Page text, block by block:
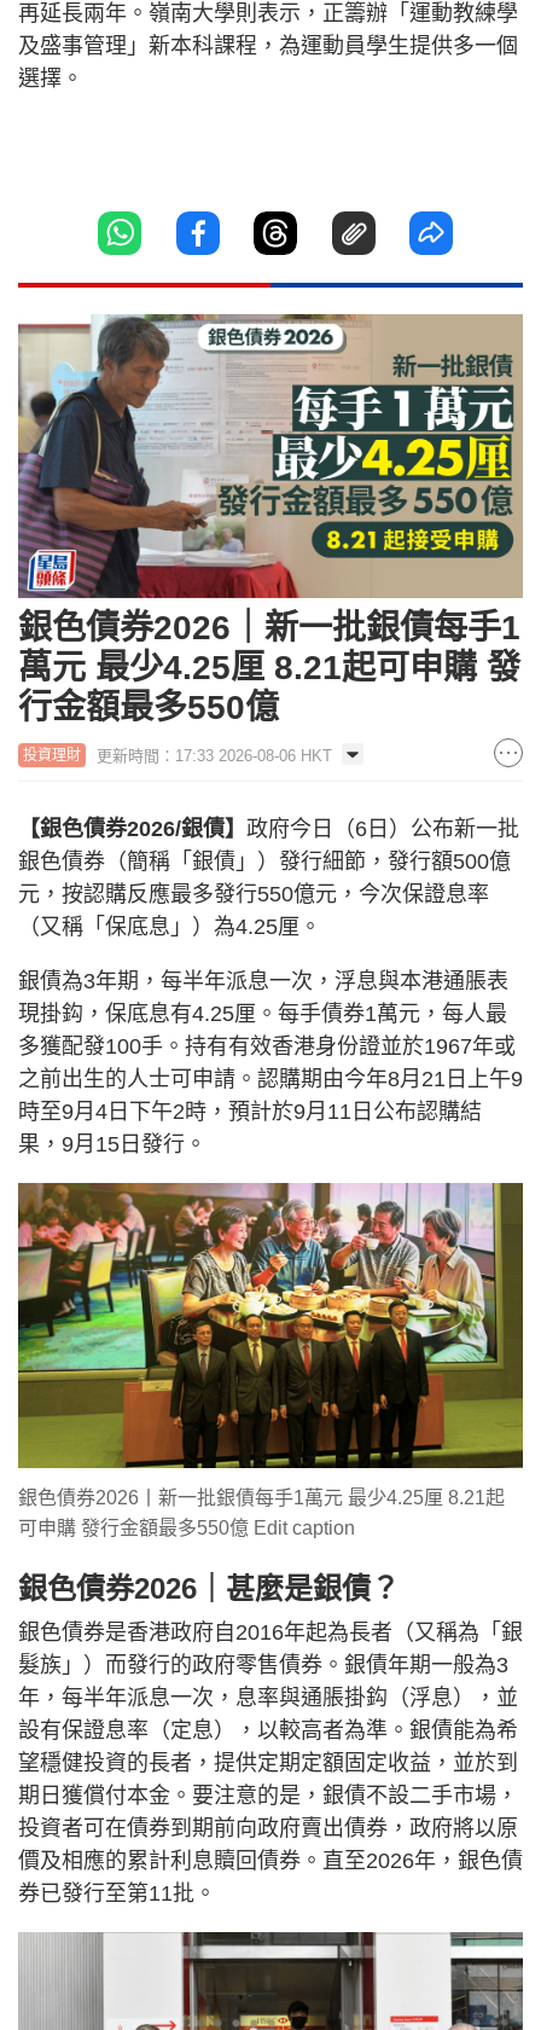
再延長兩年。嶺南大學則表示，正籌辦「運動教練學
及盛事管理」新本科課程，為運動員學生提供多一個
選擇。
銀色債券2026｜新一批銀債每手1
萬元 最少4.25厘 8.21起可申購 發
行金額最多550億
投資理財 更新時間：17:33 2026-08-06 HKT
【銀色債券2026/銀債】 政府今日（6日）公布新一批
銀色債券（簡稱「銀債」）發行細節，發行額500億
元，按認購反應最多發行550億元，今次保證息率
（又稱「保底息」）為4.25厘。
銀債為3年期，每半年派息一次，浮息與本港通脹表
現掛鈎，保底息有4.25厘。每手債券1萬元，每人最
多獲配發100手。持有有效香港身份證並於1967年或
之前出生的人士可申請。認購期由今年8月21日上午9
時至9月4日下午2時，預計於9月11日公布認購結
果，9月15日發行。
銀色債券2026丨新一批銀債每手1萬元 最少4.25厘 8.21起
可申購 發行金額最多550億 Edit caption
銀色債券2026｜甚麼是銀債？
銀色債券是香港政府自2016年起為長者（又稱為「銀
髮族」）而發行的政府零售債券。銀債年期一般為3
年，每半年派息一次，息率與通脹掛鈎（浮息），並
設有保證息率（定息），以較高者為準。銀債能為希
望穩健投資的長者，提供定期定額固定收益，並於到
期日獲償付本金。要注意的是，銀債不設二手市場，
投資者可在債券到期前向政府賣出債券，政府將以原
價及相應的累計利息贖回債券。直至2026年，銀色債
券已發行至第11批。